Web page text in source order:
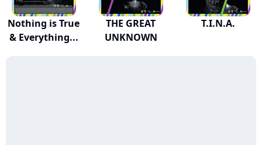
Nothing is True
& Everything...
THE GREAT
UNKNOWN
T.I.N.A.